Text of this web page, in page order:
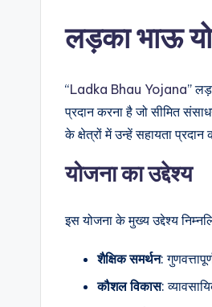
लड़काभाऊ
“Ladka Bhau Yojana”
प्रदान करना है जो सीमित
के क्षेत्रों में उन्हें सहायता
योजनाकाउद्देश्य
इस योजना के मुख्य उद्देश्य
शैक्षिकसमर्थन:
कौशलविकास: